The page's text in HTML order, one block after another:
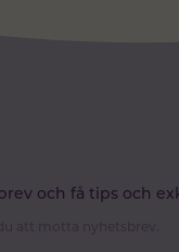
och få tips och